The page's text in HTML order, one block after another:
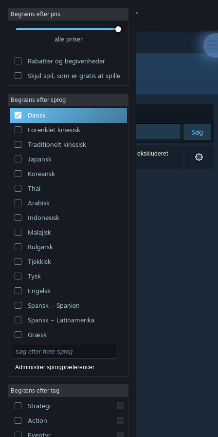
Log på
Om
Support
Skift sprog
Hent Steam-mobilappen
Vis desktop-webside
varemærker tilhører deres respektive indehavere i USA
Tilgængelighed
Refunderinger|
Begræns efter pris
alle priser
Rabatter og begivenheder
Skjul spil, som er gratis at spille
Begræns efter sprog
Dansk
Forenklet kinesisk
Traditionelt kinesisk
Japansk
Koreansk
Thai
Arabisk
Indonesisk
Malajisk
Bulgarsk
Tjekkisk
Tysk
Engelsk
Spansk – Spanien
Spansk – Latinamerika
Græsk
Administrer sprogpræferencer
Begræns efter tag
Strategi
Action
Eventyr
Udvikler: Disney Interactive Studios
Sorter efter Relevans
Søg
0 resultater matcher din søgning. 1 titel er blevet ekskluderet
baseret på dine præferencer.